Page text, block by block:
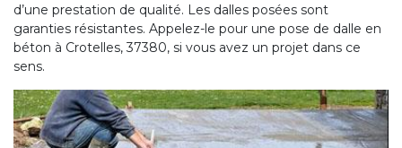
d’une prestation de qualité. Les dalles posées sont
garanties résistantes. Appelez-le pour une pose de dalle en
béton à Crotelles, 37380, si vous avez un projet dans ce
sens.